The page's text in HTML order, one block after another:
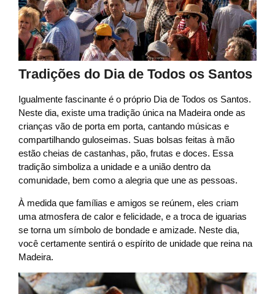
Tradições do Dia de Todos os Santos
Igualmente fascinante é o próprio Dia de Todos os Santos.
Neste dia, existe uma tradição única na Madeira onde as
crianças vão de porta em porta, cantando músicas e
compartilhando guloseimas. Suas bolsas feitas à mão
estão cheias de castanhas, pão, frutas e doces. Essa
tradição simboliza a unidade e a união dentro da
comunidade, bem como a alegria que une as pessoas.
À medida que famílias e amigos se reúnem, eles criam
uma atmosfera de calor e felicidade, e a troca de iguarias
se torna um símbolo de bondade e amizade. Neste dia,
você certamente sentirá o espírito de unidade que reina na
Madeira.